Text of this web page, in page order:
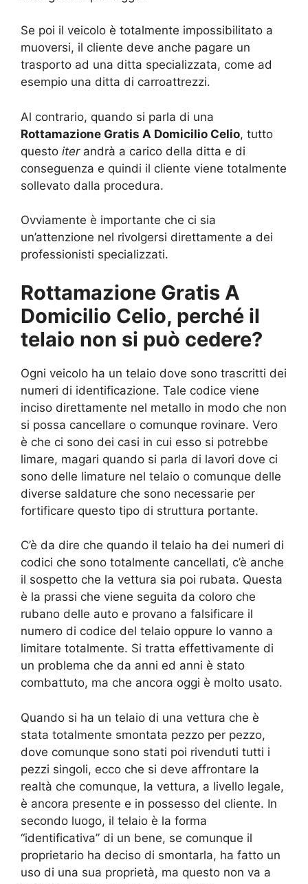
Se poi il veicolo è totalmente impossibilitato a
muoversi, il cliente deve anche pagare un
trasporto ad una ditta specializzata, come ad
esempio una ditta di carroattrezzi.
Al contrario, quando si parla di una
Rottamazione Gratis A Domicilio Celio, tutto
questo iterandrà a carico della ditta e di
conseguenza e quindi il cliente viene totalmente
sollevato dalla procedura.
Ovviamente è importante che ci sia
un’attenzione nel rivolgersi direttamente a dei
professionisti specializzati.
Rottamazione Gratis A
Domicilio Celio, perché il
telaio non si può cedere?
Ogni veicolo ha un telaio dove sono trascritti dei
numeri di identificazione. Tale codice viene
inciso direttamente nel metallo in modo che non
si possa cancellare o comunque rovinare. Vero
è che ci sono dei casi in cui esso si potrebbe
limare, magari quando si parla di lavori dove ci
sono delle limature nel telaio o comunque delle
diverse saldature che sono necessarie per
fortificare questo tipo di struttura portante.
C’è da dire che quando il telaio ha dei numeri di
codici che sono totalmente cancellati, c’è anche
il sospetto che la vettura sia poi rubata. Questa
è la prassi che viene seguita da coloro che
rubano delle auto e provano a falsificare il
numero di codice del telaio oppure lo vanno a
limitare totalmente. Si tratta effettivamente di
un problema che da anni ed anni è stato
combattuto, ma che ancora oggi è molto usato.
Quando si ha un telaio di una vettura che è
stata totalmente smontata pezzo per pezzo,
dove comunque sono stati poi rivenduti tutti i
pezzi singoli, ecco che si deve affrontare la
realtà che comunque, la vettura, a livello legale,
è ancora presente e in possesso del cliente. In
secondo luogo, il telaio è la forma
“identificativa” di un bene, se comunque il
proprietario ha deciso di smontarla, ha fatto un
uso di una sua proprietà, ma questo non va a